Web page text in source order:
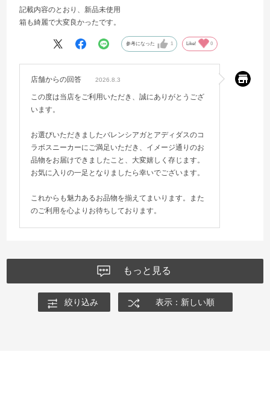
記載内容のとおり、新品未使用
箱も綺麗で大変良かったです。
参考になった 1 Like! 0
店舗からの回答 2026.8.3
この度は当店をご利用いただき、誠にありがとうござ
います。
お選びいただきましたバレンシアガとアディダスのコ
ラボスニーカーにご満足いただき、イメージ通りのお
品物をお届けできましたこと、大変嬉しく存じます。
お気に入りの一足となりましたら幸いでございます。
これからも魅力あるお品物を揃えてまいります。また
のご利用を心よりお待ちしております。
もっと見る
絞り込み 表示：新しい順